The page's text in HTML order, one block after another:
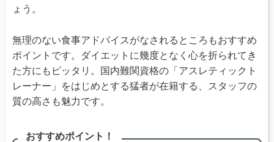
ょう。
無理のない食事アドバイスがなされるところもおすすめ
ポイントです。ダイエットに幾度となく心を折られてき
た方にもピッタリ。国内難関資格の「アスレティックト
レーナー」をはじめとする猛者が在籍する、スタッフの
質の高さも魅力です。
おすすめポイント！